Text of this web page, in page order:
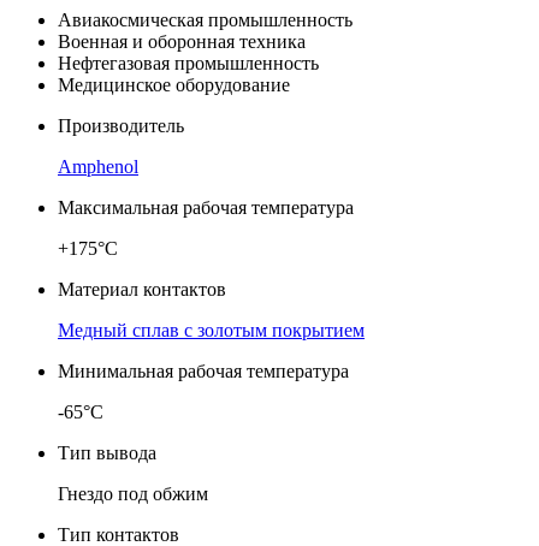
Авиакосмическая промышленность
Военная и оборонная техника
Нефтегазовая промышленность
Медицинское оборудование
Производитель
Amphenol
Максимальная рабочая температура
+175°C
Материал контактов
Медный сплав с золотым покрытием
Минимальная рабочая температура
-65°C
Тип вывода
Гнездо под обжим
Тип контактов